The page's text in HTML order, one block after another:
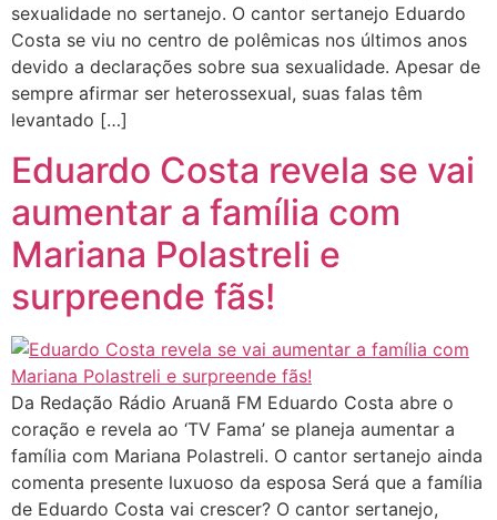
sexualidade no sertanejo. O cantor sertanejo Eduardo
Costa se viu no centro de polêmicas nos últimos anos
devido a declarações sobre sua sexualidade. Apesar de
sempre afirmar ser heterossexual, suas falas têm
levantado […]
Eduardo Costa revela se vai
aumentar a família com
Mariana Polastreli e
surpreende fãs!
Da Redação Rádio Aruanã FM Eduardo Costa abre o
coração e revela ao ‘TV Fama’ se planeja aumentar a
família com Mariana Polastreli. O cantor sertanejo ainda
comenta presente luxuoso da esposa Será que a família
de Eduardo Costa vai crescer? O cantor sertanejo,